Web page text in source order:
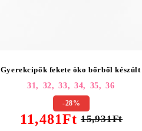
Gyerekcipők fekete öko bőrből
31, 32, 33, 34, 35, 36
-28%
11,481Ft 15,931Ft